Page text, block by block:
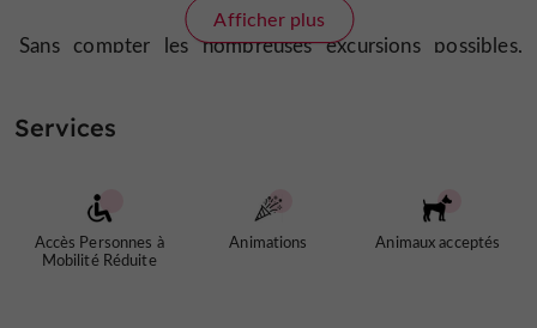
Sans compter les nombreuses excursions possibles,
jusqu’aux remarquables
ou Nérac
fameux vignobles de Bergerac,
Cahors et Buzet
Afficher plus
Services
Accès Personnes à
Mobilité Réduite
Animations Animaux acceptés